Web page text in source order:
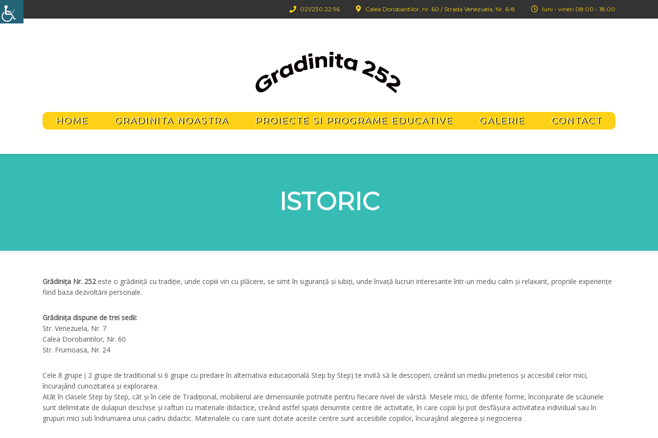
luni - vineri 08:00 - 18:00
Calea Dorobantilor, nr. 60 / Strada Venezuela, Nr. 6-8
021/‪230.22.96‬
HOME GRADINITA NOASTRA PROIECTE SI PROGRAME EDUCATIVE GALERIE CONTACT
ISTORIC
Grădiniţa Nr. 252este o grădiniţă cu tradiţie, unde copiii vin cu plăcere, se simt în siguranță și iubiți, unde învață lucruri interesante într-un mediu calm și relaxant, propriile experiențe
fiind baza dezvoltării personale.
Grădiniţa dispune de trei sedii:
Str. Venezuela, Nr. 7
Calea Dorobantilor, Nr. 60
Str. Frumoasa, Nr. 24
Cele 8 grupe ( 2 grupe de traditional si 6 grupe cu predare în alternativa educaţională Step by Step) te invită să le descoperi, creând un mediu prietenos şi accesibil celor mici,
încurajând curiozitatea şi explorarea.
Atât în clasele Step by Step, căt şi în cele de Tradiţional, mobilierul are dimensiunile potrivite pentru fiecare nivel de vârstă. Mesele mici, de diferite forme, înconjurate de scăunele
sunt delimitate de dulapuri deschise şi rafturi cu materiale didactice, creând astfel spaţii denumite centre de activitate, în care copiii îşi pot desfăşura activitatea individual sau în
grupuri mici sub îndrumarea unui cadru didactic. Materialele cu care sunt dotate aceste centre sunt accesibile copiilor, încurajând alegerea şi negocierea .